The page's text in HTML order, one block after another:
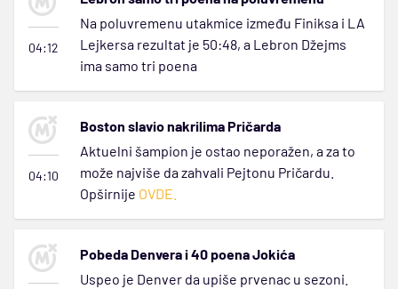
04:12
Na poluvremenu utakmice između Finiksa i LA
Lejkersa rezultat je 50:48, a Lebron Džejms
ima samo tri poena
04:10
Boston slavio nakrilima Pričarda
Aktuelni šampion je ostao neporažen, a za to
može najviše da zahvali Pejtonu Pričardu.
Opširnije OVDE.
Pobeda Denvera i 40 poena Jokića
Uspeo je Denver da upiše prvenac u sezoni.